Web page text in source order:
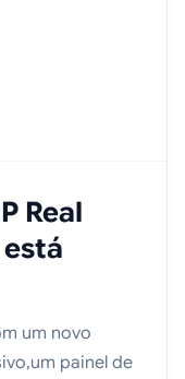
Real
um novo
painel de